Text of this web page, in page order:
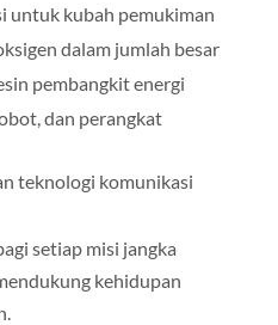
untuk kubah pemukiman
dalam jumlah besar
pembangkit energi
dan perangkat
teknologi komunikasi
setiap misi jangka
kehidupan